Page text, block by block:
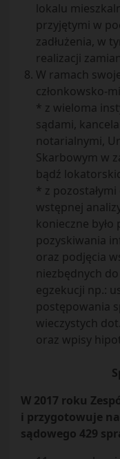
lokalu
przyjętymi w
zadłużenia, w
realizacji
W ramach
członkowsko-
* z wieloma
sądami,
notarialnymi,
Skarbowym w
bądź
* z pozostałymi
wstępnej
konieczne było
pozyskiwania
oraz podjęcia
niezbędnych
egzekucji np.:
postępowania
wieczystych
oraz wpisy
W 2017 roku
i przygotowuje
sądowego 429